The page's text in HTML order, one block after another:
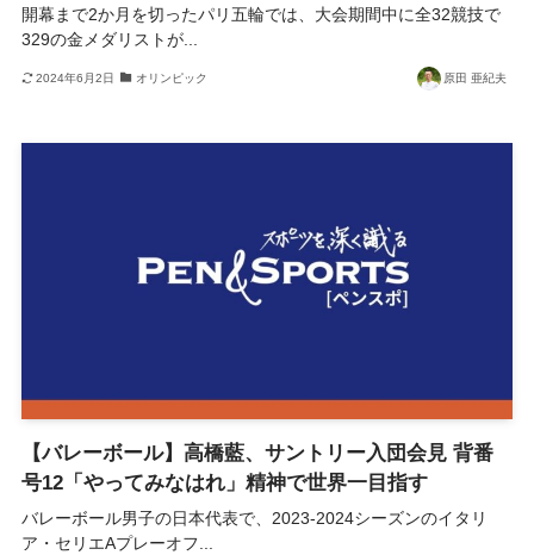
開幕まで2か月を切ったパリ五輪では、大会期間中に全32競技で
329の金メダリストが...
2024年6月2日 オリンピック 原田 亜紀夫
【バレーボール】高橋藍、サントリー入団会見 背番
号12「やってみなはれ」精神で世界一目指す
バレーボール男子の日本代表で、2023-2024シーズンのイタリ
ア・セリエAプレーオフ...